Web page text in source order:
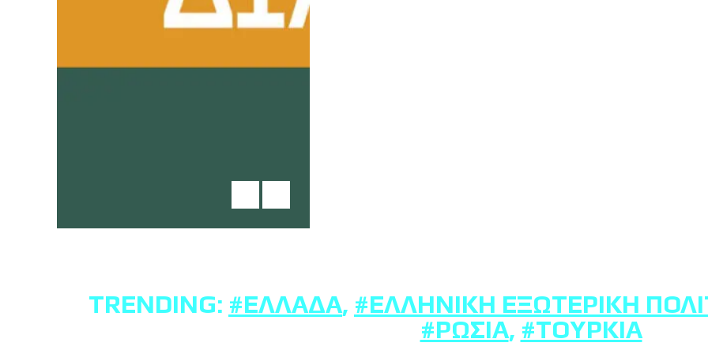
TRENDING: #ΕΛΛΆΔΑ, #ΕΛΛΗΝΙΚΉ ΕΞΩΤΕΡΙΚΉ
#ΡΩΣΊΑ, #ΤΟΥΡΚΊΑ